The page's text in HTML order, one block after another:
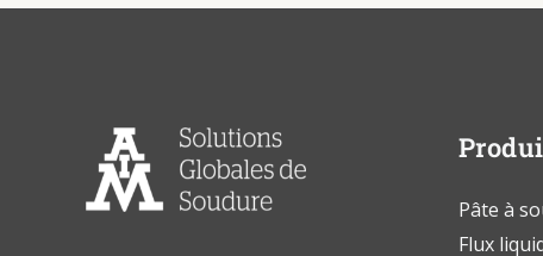
Pâte à
Flux